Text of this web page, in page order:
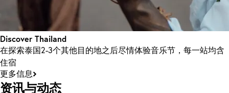
Discover Thailand
在探索泰国2-3个其他目的地之后尽情体验音乐节，每一站均含
住宿
更多信息
资讯与动态